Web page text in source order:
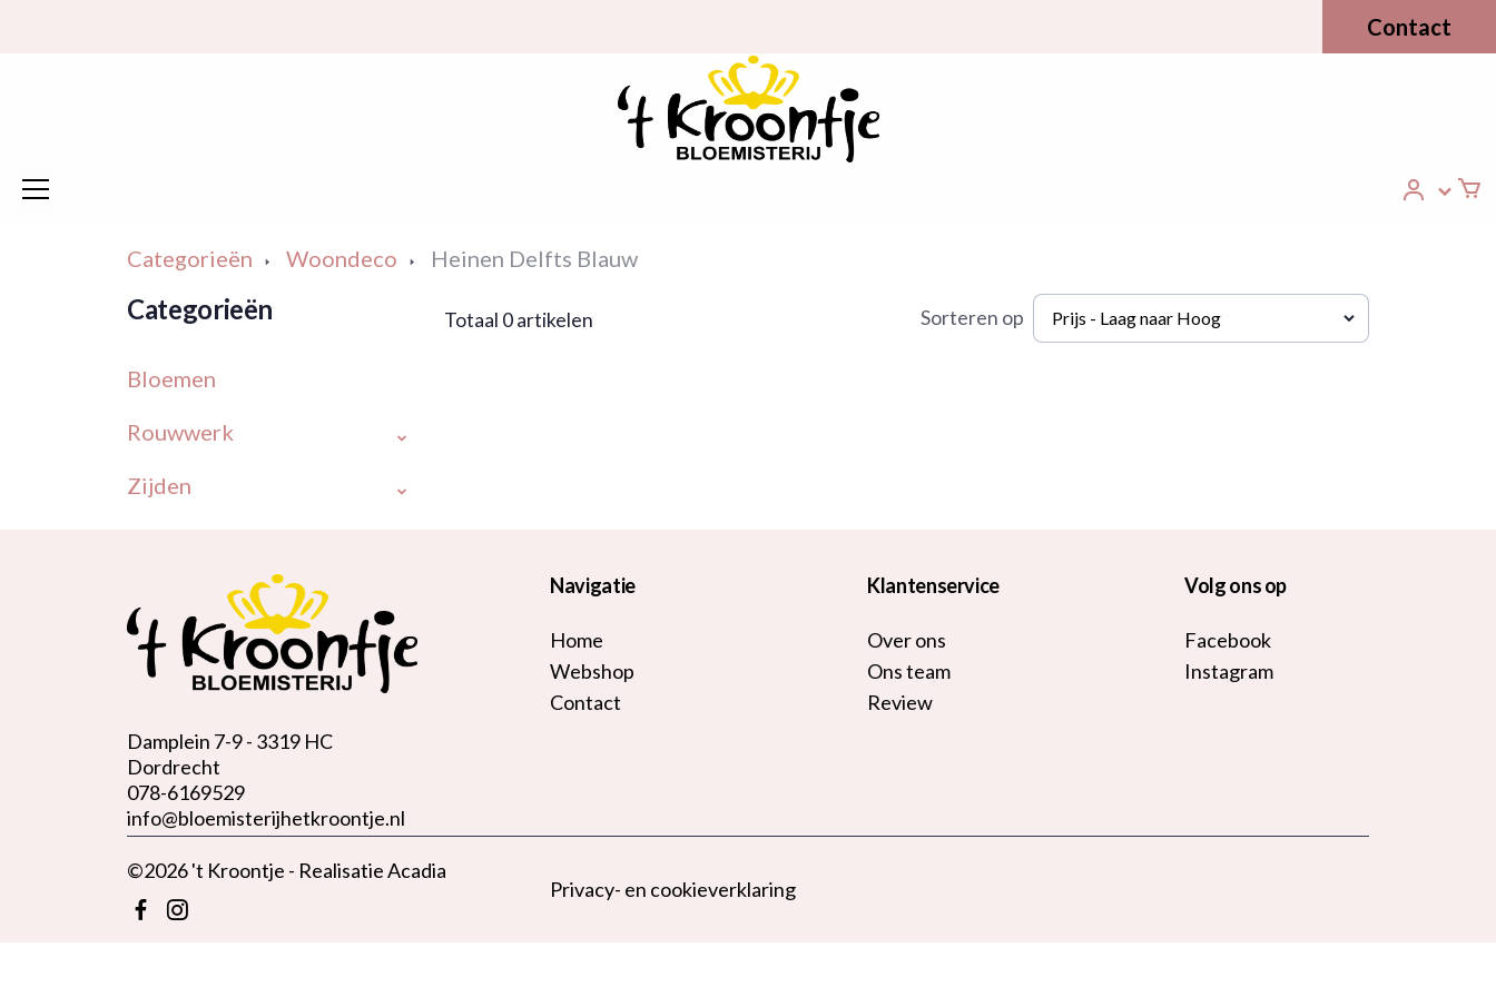
Contact
Categorieën Woondeco Heinen Delfts Blauw
Categorieën
Bloemen
Rouwwerk
Zijden
Totaal 0 artikelen Sorteren op Prijs - Laag naar Hoog
Navigatie
Home
Webshop
Contact
Klantenservice
Over ons
Ons team
Review
Volg ons op
Facebook
Instagram
Damplein 7-9 - 3319 HC
Dordrecht
078-6169529
info@bloemisterijhetkroontje.nl
©2026 't Kroontje - RealisatieAcadia
Privacy- en cookieverklaring